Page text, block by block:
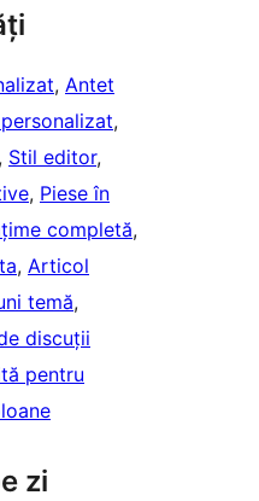
, Antet
, Stil editor
, Piese în
completă
, Articol
temă
discuții
pentru
zi